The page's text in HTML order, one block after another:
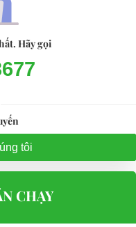
Hãy gọi
tôi
CHẠY